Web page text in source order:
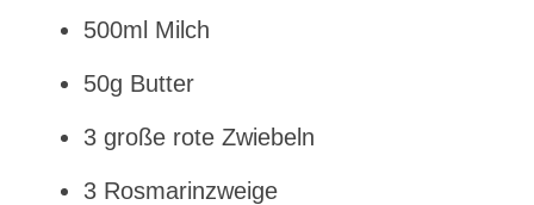
500ml Milch
50g Butter
3 große rote Zwiebeln
3 Rosmarinzweige